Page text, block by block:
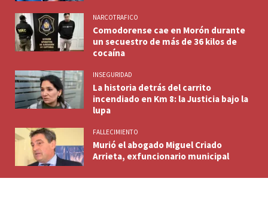
NARCOTRAFICO
Comodorense cae en Morón durante
un secuestro de más de 36 kilos de
cocaína
INSEGURIDAD
La historia detrás del carrito
incendiado en Km 8: la Justicia bajo la
lupa
FALLECIMIENTO
Murió el abogado Miguel Criado
Arrieta, exfuncionario municipal